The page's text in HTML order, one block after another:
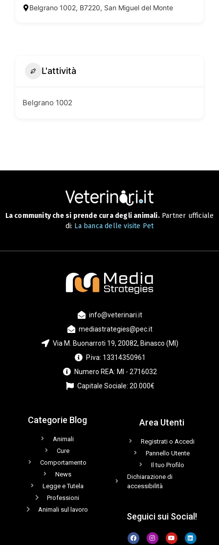
Belgrano 1002, B7220, San Miguel del Monte
L'attività
Belgrano 1002
La community che si prende cura degli animali.Partner ufficiale
di: La banca delle visite Pet
info@veterinari.it
mediastrategies@pec.it
Via M. Buonarroti 19, 20082, Binasco (MI)
P.iva: 13314350961
Numero REA: MI - 2716032
Capitale Sociale: 20.000€
Categorie Blog
Animali
Cure
Comportamento
News
Legge e Tutela
Professioni
Animali sul lavoro
Area Utenti
Registrati o Accedi
Pannello Utente
Il tuo Profilo
Dichiarazione di
accessibilità
Seguici sui Social!